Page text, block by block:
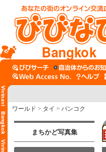
Bangkok
ワールド > タイ > バンコク
まちかど写真集